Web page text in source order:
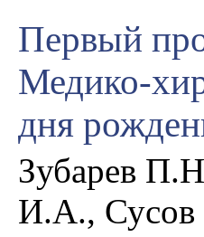
Первый
Медико-
дня
Зубарев
И.А., Сусов